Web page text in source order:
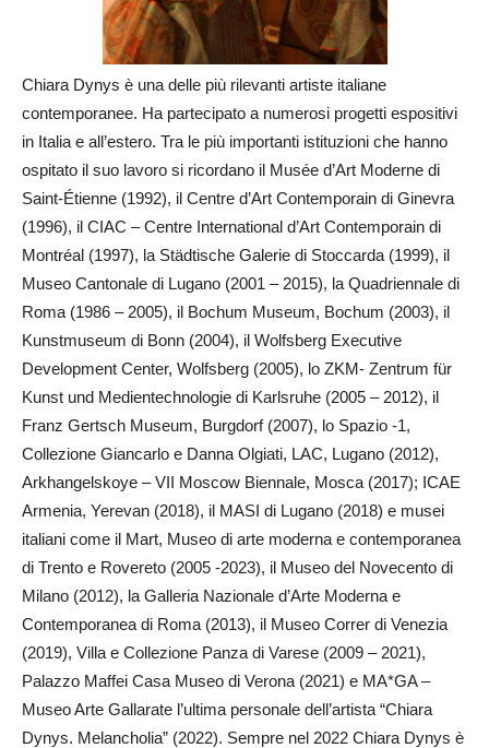
Chiara Dynys è una delle più rilevanti artiste italiane
contemporanee. Ha partecipato a numerosi progetti espositivi
in Italia e all’estero. Tra le più importanti istituzioni che hanno
ospitato il suo lavoro si ricordano il Musée d’Art Moderne di
Saint-Étienne (1992), il Centre d’Art Contemporain di Ginevra
(1996), il CIAC – Centre International d’Art Contemporain di
Montréal (1997), la Städtische Galerie di Stoccarda (1999), il
Museo Cantonale di Lugano (2001 – 2015), la Quadriennale di
Roma (1986 – 2005), il Bochum Museum, Bochum (2003), il
Kunstmuseum di Bonn (2004), il Wolfsberg Executive
Development Center, Wolfsberg (2005), lo ZKM- Zentrum für
Kunst und Medientechnologie di Karlsruhe (2005 – 2012), il
Franz Gertsch Museum, Burgdorf (2007), lo Spazio -1,
Collezione Giancarlo e Danna Olgiati, LAC, Lugano (2012),
Arkhangelskoye – VII Moscow Biennale, Mosca (2017); ICAE
Armenia, Yerevan (2018), il MASI di Lugano (2018) e musei
italiani come il Mart, Museo di arte moderna e contemporanea
di Trento e Rovereto (2005 -2023), il Museo del Novecento di
Milano (2012), la Galleria Nazionale d’Arte Moderna e
Contemporanea di Roma (2013), il Museo Correr di Venezia
(2019), Villa e Collezione Panza di Varese (2009 – 2021),
Palazzo Maffei Casa Museo di Verona (2021) e MA*GA –
Museo Arte Gallarate l’ultima personale dell’artista “Chiara
Dynys. Melancholia” (2022). Sempre nel 2022 Chiara Dynys è